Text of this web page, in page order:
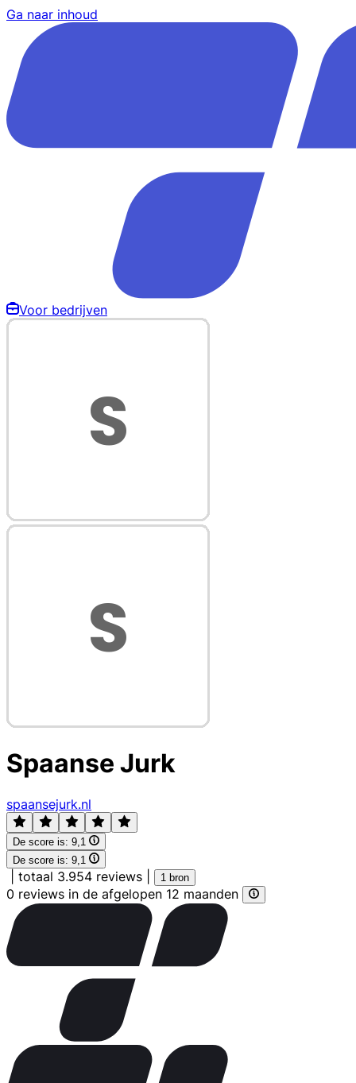
Ga naar inhoud
Voor bedrijven
Spaanse Jurk
spaansejurk.nl
De score is: 9,1
De score is: 9,1
totaal 3.954 reviews 1 bron
0 reviews in de afgelopen 12 maanden